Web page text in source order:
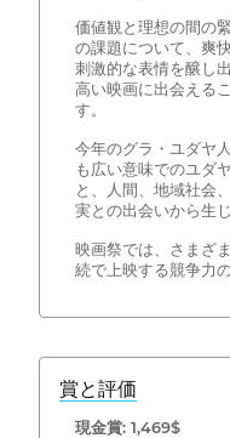
価値観と理想の間の
の課題について、爽
刺激的な表情を醸し
高い映画に出会える
す。
今年のグラ・ユダヤ
も広い意味でのユダ
と、人間、地域社会
実との出会いから生
映画祭では、さまざ
続で上映する競争力
賞と評価
現金賞: 1,469$